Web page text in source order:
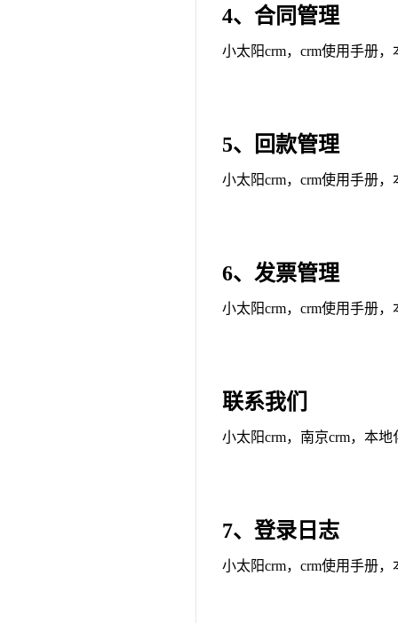
4、合同管理
小太阳crm，crm使用手册
5、回款管理
小太阳crm，crm使用手册
6、发票管理
小太阳crm，crm使用手册
联系我们
小太阳crm，南京crm，本
7、登录日志
小太阳crm，crm使用手册